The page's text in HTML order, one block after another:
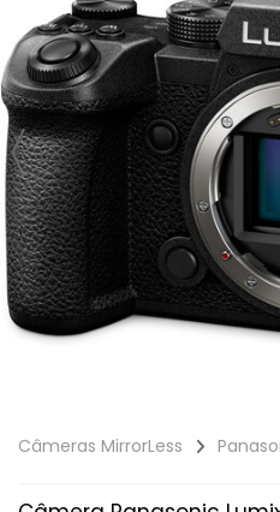
Câmeras MirrorLess